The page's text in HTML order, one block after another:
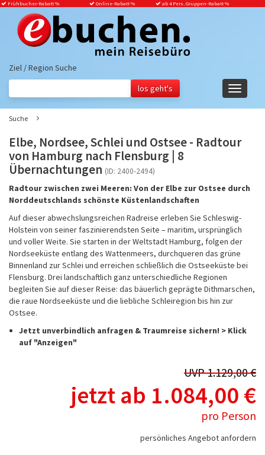
Frühbucher-Rabatt% Online-Rabatt % ab 4 Pers. Gruppen-Rabatt %
Ziel / Region Suche
Suche
Elbe, Nordsee, Schlei und Ostsee - Radtour
von Hamburg nach Flensburg | 8
Übernachtungen (ID: 2400-2494)
Radtour zwischen zwei Meeren: Von der Elbe zur Ostsee durch
Norddeutschlands schönste Küstenlandschaften
Auf dieser abwechslungsreichen Radreise erleben Sie Schleswig-
Holstein von seiner faszinierendsten Seite – maritim, ursprünglich
und voller Weite. Sie starten in der Weltstadt Hamburg, folgen der
Nordseeküste entlang des Wattenmeers, durchqueren das grüne
Binnenland zur Schlei und erreichen schließlich die Ostseeküste bei
Flensburg. Drei landschaftlich ganz unterschiedliche Regionen
begleiten Sie auf dieser Reise: das bäuerlich geprägte Dithmarschen,
die raue Nordseeküste und die liebliche Schleiregion bis hin zur
Ostsee.
Jetzt unverbindlich anfragen & Traumreise sichern! > Klick
auf "Anzeigen"
UVP 1.129,00 €
jetzt ab 1.084,00 €
pro Person
persönliches Angebot anfordern